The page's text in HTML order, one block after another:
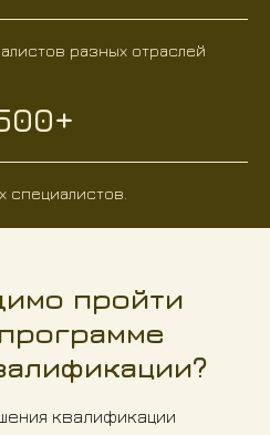
разных отраслей
специалистов.
пройти
квалификации